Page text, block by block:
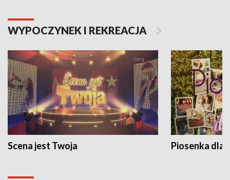
WYPOCZYNEK I REKREACJA
Scena jest Twoja Piosenka dla